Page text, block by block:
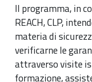
Il programma, in
REACH, CLP,
materia di
verificarne le
attraverso visite
formazione,